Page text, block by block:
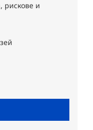
рискове и